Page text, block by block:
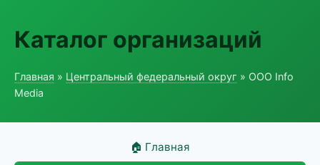
Каталог организаций
Главная » Центральный федеральный округ » ООО Info
Media
🏠 Главная